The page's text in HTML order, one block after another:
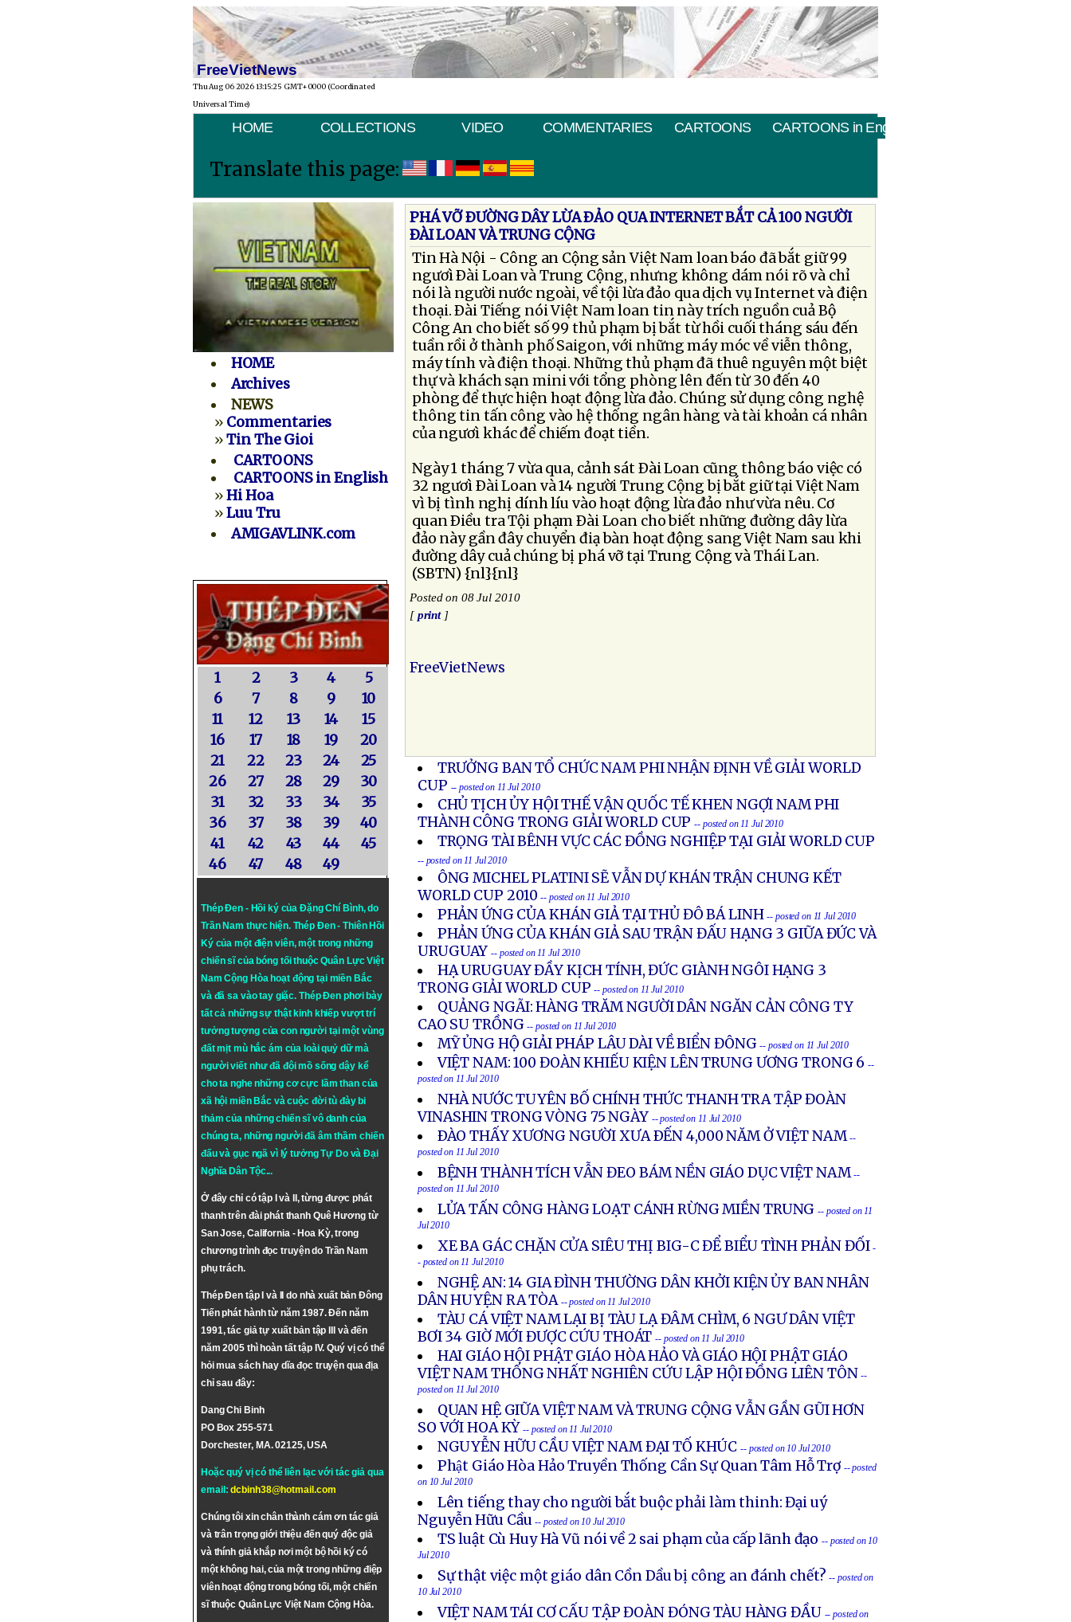
FreeVietNews
Thu Aug 06 2026 13:15:25 GMT+0000 (Coordinated
Universal Time)
HOME COLLECTIONS VIDEO COMMENTARIES CARTOONS CARTOONS in English
Translate this page:
HOME
Archives
NEWS
» Commentaries
»Tin The Gioi
CARTOONS
CARTOONS in English
»Hi Hoa
»Luu Tru
AMIGAVLINK.com
1 2 3 4
5
6
7 8 9
10
11
12 13 14
15
16
17 18 19
20
21
22 23 24
25
26
27 28 29
30
31
32 33 34
35
36
37 38 39
40
41
42 43 44
45
46
47 48 49
Thép Đen - Hồi ký của Đặng Chí Bình, do
Trần Nam thực hiện. Thép Đen- Thiên Hồi
Ký của một điện viên, một trong những
chiến sĩ của bóng tối thuộc Quân Lực Việt
Nam Cộng Hòa hoạt động tại miền Bắc
và đã sa vào tay giặc. Thép Đen phơi bày
tất cả những sự thật kinh khiếp vượt trí
tưởng tượng của con người tại một vùng
đất mịt mù hắc ám của loài quỷ dữ mà
người viết như đã đội mồ sống dậy kể
cho ta nghe những cơ cực lầm than của
xã hội miền Bắc và cuộc đời tù đày bi
thảm của những chiến sĩ vô danh của
chúng ta, những người đã âm thầm chiến
đấu và gục ngã vì lý tưởngTự DovàĐại
Nghĩa Dân Tộc...
Ở đây chỉ có tập I và II, từng được phát
thanh trên đài phát thanh Quê Hương từ
San Jose, California - Hoa Kỳ, trong
chương trình đọc truyện do Trần Nam
phụ trách.
Thép Đen tập I và II do nhà xuất bản Đông
Tiến phát hành từ năm 1987. Đến năm
1991, tác giả tự xuất bản tập III và đến
năm 2005 thì hoàn tất tập IV. Quý vị có thể
hỏi mua sách hay dĩa đọc truyện qua địa
chỉ sau đây:
Dang Chi Binh
PO Box 255-571
Dorchester, MA. 02125, USA
Hoặc quý vị có thể liên lạc với tác giả qua
email:dcbinh38@hotmail.com
Chúng tôi xin chân thành cám ơn tác giả
và trân trọng giới thiệu đến quý độc giả
và thính giả khắp nơi một bộ hồi ký có
một không hai, của một trong những điệp
viên hoạt động trong bóng tối, một chiến
sĩ thuộc Quân Lực Việt Nam Cộng Hòa.
PHÁ VỠ ÐƯỜNG DÂY LỪA ÐẢO QUA INTERNET BẮT CẢ 100 NGƯỜI
ÐÀI LOAN VÀ TRUNG CỘNG
Tin Hà Nội - Công an Cộng sản Việt Nam loan báo đã bắt giữ 99
ngươì Ðài Loan và Trung Cộng, nhưng không dám nói rõ và chỉ
nói là người nước ngoài, về tội lừa đảo qua dịch vụ Internet và điện
thoại. Ðài Tiếng nói Việt Nam loan tin này trích nguồn cuả Bộ
Công An cho biết số 99 thủ phạm bị bắt từ hồi cuối tháng sáu đến
tuần rồi ở thành phố Saigon, với những máy móc về viễn thông,
máy tính và điện thoại. Những thủ phạm đã thuê nguyên một biệt
thự và khách sạn mini với tổng phòng lên đến từ 30 đến 40
phòng để thực hiện hoạt động lừa đảo. Chúng sử dụng công nghệ
thông tin tấn công vào hệ thống ngân hàng và tài khoản cá nhân
của ngươì khác để chiếm đoạt tiền.
Ngày 1 tháng 7 vừa qua, cảnh sát Ðài Loan cũng thông báo việc có
32 ngươì Ðài Loan và 14 người Trung Cộng bị bắt giữ tại Việt Nam
vì bị tình nghị dính líu vào hoạt động lừa đảo như vừa nêu. Cơ
quan Ðiều tra Tội phạm Ðài Loan cho biết những đường dây lừa
đảo này gần đây chuyển điạ bàn hoạt động sang Việt Nam sau khi
đường dây cuả chúng bị phá vỡ tại Trung Cộng và Thái Lan.
(SBTN) {nl}{nl}
Posted on 08 Jul 2010
[print]
FreeVietNews
TRƯỞNG BAN TỔ CHỨC NAM PHI NHẬN ĐỊNH VỀ GIẢI WORLD
CUP -- posted on 11 Jul 2010
CHỦ TỊCH ỦY HỘI THẾ VẬN QUỐC TẾ KHEN NGỢI NAM PHI
THÀNH CÔNG TRONG GIẢI WORLD CUP -- posted on 11 Jul 2010
TRỌNG TÀI BÊNH VỰC CÁC ĐỒNG NGHIỆP TẠI GIẢI WORLD CUP
-- posted on 11 Jul 2010
ÔNG MICHEL PLATINI SẼ VẪN DỰ KHÁN TRẬN CHUNG KẾT
WORLD CUP 2010 -- posted on 11 Jul 2010
PHẢN ỨNG CỦA KHÁN GIẢ TẠI THỦ ĐÔ BÁ LINH -- posted on 11 Jul 2010
PHẢN ỨNG CỦA KHÁN GIẢ SAU TRẬN ĐẤU HẠNG 3 GIỮA ĐỨC VÀ
URUGUAY -- posted on 11 Jul 2010
HẠ URUGUAY ĐẦY KỊCH TÍNH, ĐỨC GIÀNH NGÔI HẠNG 3
TRONG GIẢI WORLD CUP -- posted on 11 Jul 2010
QUẢNG NGÃI: HÀNG TRĂM NGƯỜI DÂN NGĂN CẢN CÔNG TY
CAO SU TRỒNG-- posted on 11 Jul 2010
MỸ ỦNG HỘ GIẢI PHÁP LÂU DÀI VỀ BIỂN ĐÔNG-- posted on 11 Jul 2010
VIỆT NAM: 100 ĐOÀN KHIẾU KIỆN LÊN TRUNG ƯƠNG TRONG 6 --
posted on 11 Jul 2010
NHÀ NƯỚC TUYÊN BỐ CHÍNH THỨC THANH TRA TẬP ĐOÀN
VINASHIN TRONG VÒNG 75 NGÀY -- posted on 11 Jul 2010
ÐÀO THẤY XƯƠNG NGƯỜI XƯA ÐẾN 4,000 NĂM Ở VIỆT NAM --
posted on 11 Jul 2010
BỆNH THÀNH TÍCH VẪN ĐEO BÁM NỀN GIÁO DỤC VIỆT NAM--
posted on 11 Jul 2010
LỬA TẤN CÔNG HÀNG LOẠT CÁNH RỪNG MIỀN TRUNG -- posted on 11
Jul 2010
XE BA GÁC CHẶN CỬA SIÊU THỊ BIG-C ĐỂ BIỂU TÌNH PHẢN ĐỐI -
- posted on 11 Jul 2010
NGHỆ AN: 14 GIA ĐÌNH THƯỜNG DÂN KHỞI KIỆN ỦY BAN NHÂN
DÂN HUYỆN RA TÒA -- posted on 11 Jul 2010
TÀU CÁ VIỆT NAM LẠI BỊ TÀU LẠ ĐÂM CHÌM, 6 NGƯ DÂN VIỆT
BƠI 34 GIỜ MỚI ĐƯỢC CỨU THOÁT-- posted on 11 Jul 2010
HAI GIÁO HỘI PHẬT GIÁO HÒA HẢO VÀ GIÁO HỘI PHẬT GIÁO
VIỆT NAM THỐNG NHẤT NGHIÊN CỨU LẬP HỘI ĐỒNG LIÊN TÔN --
posted on 11 Jul 2010
QUAN HỆ GIỮA VIỆT NAM VÀ TRUNG CỘNG VẪN GẦN GŨI HƠN
SO VỚI HOA KỲ-- posted on 11 Jul 2010
NGUYỄN HỮU CẦU VIỆT NAM ĐẠI TỐ KHÚC -- posted on 10 Jul 2010
Phật Giáo Hòa Hảo Truyền Thống Cần Sự Quan Tâm Hỗ Trợ -- posted
on 10 Jul 2010
Lên tiếng thay cho người bắt buộc phải làm thinh: Đại uý
Nguyễn Hữu Cầu -- posted on 10 Jul 2010
TS luật Cù Huy Hà Vũ nói về 2 sai phạm của cấp lãnh đạo-- posted on 10
Jul 2010
Sự thật việc một giáo dân Cồn Dầu bị công an đánh chết? -- posted on
10 Jul 2010
VIỆT NAM TÁI CƠ CẤU TẬP ĐOÀN ĐÓNG TÀU HÀNG ĐẦU -- posted on